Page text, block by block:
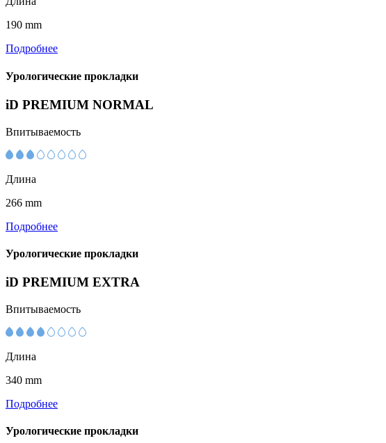
190 mm
Подробнее
Урологические прокладки
iD PREMIUM NORMAL
Впитываемость
Длина
266 mm
Подробнее
Урологические прокладки
iD PREMIUM EXTRA
Впитываемость
Длина
340 mm
Подробнее
Урологические прокладки